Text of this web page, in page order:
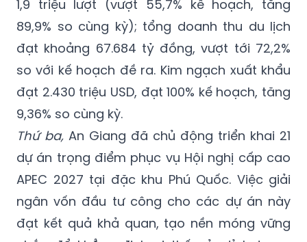
1,9 triệu lượt (vượt 55,7% kế hoạch, tăng
89,9% so cùng kỳ); tổng doanh thu du lịch
đạt khoảng 67.684 tỷ đồng, vượt tới 72,2%
so với kế hoạch đề ra. Kim ngạch xuất khẩu
đạt 2.430 triệu USD, đạt 100% kế hoạch, tăng
9,36% so cùng kỳ.
Thứ ba, An Giang đã chủ động triển khai 21
dự án trọng điểm phục vụ Hội nghị cấp cao
APEC 2027 tại đặc khu Phú Quốc. Việc giải
ngân vốn đầu tư công cho các dự án này
đạt kết quả khả quan, tạo nền móng vững